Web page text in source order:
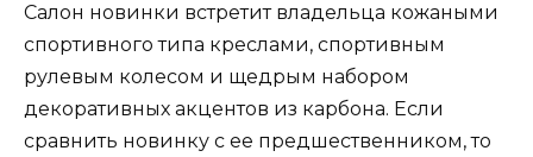
Салон новинки встретит владельца кожаными
спортивного типа креслами, спортивным
рулевым колесом и щедрым набором
декоративных акцентов из карбона. Если
сравнить новинку с ее предшественником, то